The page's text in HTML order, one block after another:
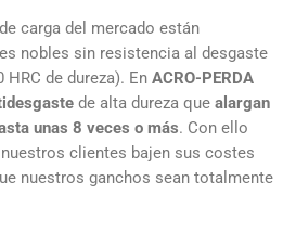
carga del mercado están
nobles sin resistencia al desgaste
de dureza). En ACRO-PERDA
de alta dureza que alargan
unas 8 veces o más. Con ello
clientes bajen sus costes
nuestros ganchos sean totalmente